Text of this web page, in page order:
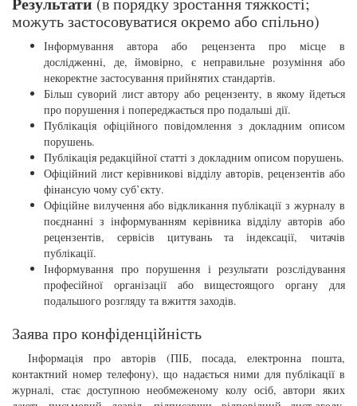
можуть застосовуватися окремо або спільно)
Інформування автора або рецензента про місце в
дослідженні, де, ймовірно, є неправильне розуміння або
некоректне застосування прийнятих стандартів.
Більш суворий лист автору або рецензенту, в якому йдеться
про порушення і попереджається про подальші дії.
Публікація офіційного повідомлення з докладним описом
порушень.
Публікація редакційної статті з докладним описом порушень.
Офіційний лист керівникові відділу авторів, рецензентів або
фінансую чому суб’єкту.
Офіційне вилучення або відкликання публікації з журналу в
поєднанні з інформуванням керівника відділу авторів або
рецензентів, сервісів цитувань та індексації, читачів
публікації.
Інформування про порушення і результати розслідування
професійної організації або вищестоящого органу для
подальшого розгляду та вжиття заходів.
Заява про конфіденційність
Інформація про авторів (ПІБ, посада, електронна пошта,
контактний номер телефону), що надається ними для публікації в
журналі, стає доступною необмеженому колу осіб, автори яких